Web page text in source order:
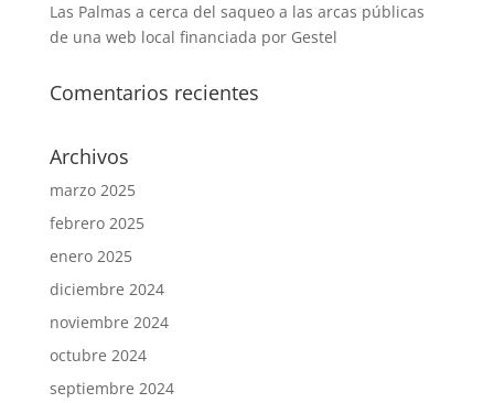
Las Palmas a cerca del saqueo a las arcas públicas
de una web local financiada por Gestel
Comentarios recientes
Archivos
marzo 2025
febrero 2025
enero 2025
diciembre 2024
noviembre 2024
octubre 2024
septiembre 2024